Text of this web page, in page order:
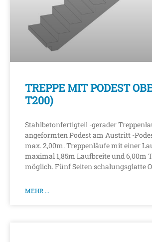
TREPPE MIT PODEST
T200)
Stahlbetonfertigteil -gerader
angeformten Podest am Austritt -
max. 2,00m. Treppenläufe mit einer
maximal 1,85m Laufbreite und 6,00m
möglich. Fünf Seiten schalungsglatte
MEHR ...